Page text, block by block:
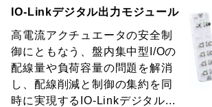
IO-Linkデジタル出力モジュール
高電流アクチュエータの安全制
御にともなう、盤内集中型I/Oの
配線量や負荷容量の問題を解消
し、配線削減と制御の集約を同
時に実現するIO-Linkデジタル...